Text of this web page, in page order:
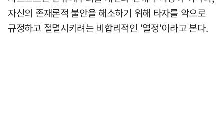
자신의 존재론적 불안을 해소하기 위해 타자를 악으로
규정하고 절멸시키려는 비합리적인 '열정'이라고 본다.